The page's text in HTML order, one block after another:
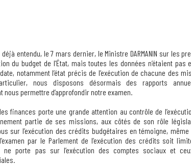
entendu, le 7 mars dernier, le Ministre DARMANIN sur les
du budget de l’État, mais toutes les données n’étaient pas
notamment l’état précis de l’exécution de chacune des
nous disposons désormais des rapports
nous permettre d’approfondir notre examen.
finances porte une grande attention au contrôle de
partie de ses missions, aux côtés de son rôle
sur l’exécution des crédits budgétaires en témoigne, même
par le Parlement de l’exécution des crédits soit
ne porte pas sur l’exécution des comptes sociaux et